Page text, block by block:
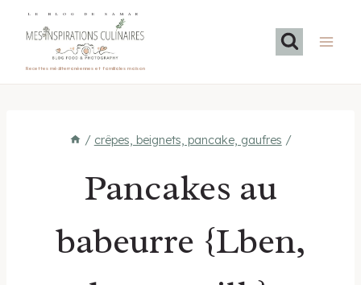
LE BLOG DE SAMAR
Recettes méditerranéennes et familiales maison
/ crêpes, beignets, pancake, gaufres /
Pancakes au
babeurre {Lben,